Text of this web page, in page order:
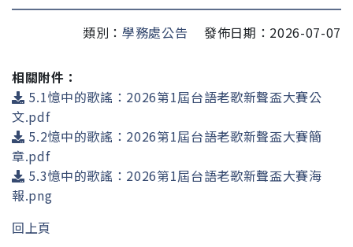
類別： 學務處公告 發佈日期：2026-07-07
相關附件：
5.1憶中的歌謠：2026第1屆台語老歌新聲盃大賽公
文.pdf
5.2憶中的歌謠：2026第1屆台語老歌新聲盃大賽簡
章.pdf
5.3憶中的歌謠：2026第1屆台語老歌新聲盃大賽海
報.png
回上頁